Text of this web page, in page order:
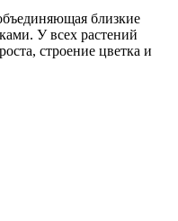
близкие
У всех растений
строение цветка и